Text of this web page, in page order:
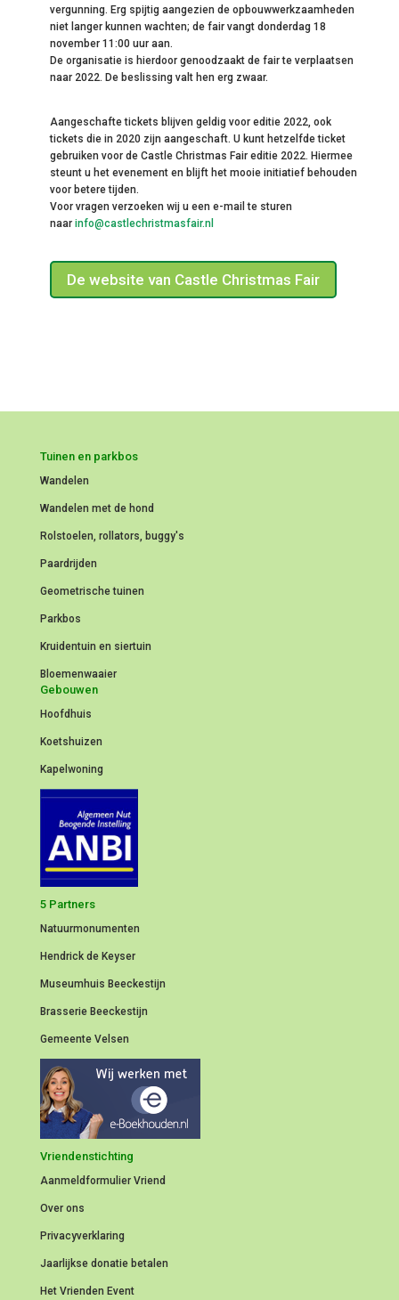
vergunning. Erg spijtig aangezien de opbouwwerkzaamheden
niet langer kunnen wachten; de fair vangt donderdag 18
november 11:00 uur aan.
De organisatie is hierdoor genoodzaakt de fair te verplaatsen
naar 2022. De beslissing valt hen erg zwaar.
Aangeschafte tickets blijven geldig voor editie 2022, ook
tickets die in 2020 zijn aangeschaft. U kunt hetzelfde ticket
gebruiken voor de Castle Christmas Fair editie 2022. Hiermee
steunt u het evenement en blijft het mooie initiatief behouden
voor betere tijden.
Voor vragen verzoeken wij u een e-mail te sturen
naar info@castlechristmasfair.nl
De website van Castle Christmas Fair
Tuinen en parkbos
Wandelen
Wandelen met de hond
Rolstoelen, rollators, buggy's
Paardrijden
Geometrische tuinen
Parkbos
Kruidentuin en siertuin
Bloemenwaaier
Gebouwen
Hoofdhuis
Koetshuizen
Kapelwoning
5 Partners
Natuurmonumenten
Hendrick de Keyser
Museumhuis Beeckestijn
Brasserie Beeckestijn
Gemeente Velsen
Vriendenstichting
Aanmeldformulier Vriend
Over ons
Privacyverklaring
Jaarlijkse donatie betalen
Het Vrienden Event